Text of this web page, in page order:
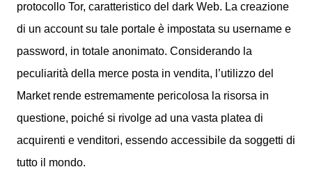
protocollo Tor, caratteristico del dark Web. La creazione
di un account su tale portale è impostata su username e
password, in totale anonimato. Considerando la
peculiarità della merce posta in vendita, l’utilizzo del
Market rende estremamente pericolosa la risorsa in
questione, poiché si rivolge ad una vasta platea di
acquirenti e venditori, essendo accessibile da soggetti di
tutto il mondo.